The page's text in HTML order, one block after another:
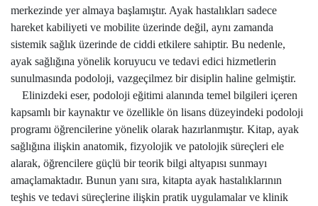
merkezinde yer almaya başlamıştır. Ayak hastalıkları sadece
hareket kabiliyeti ve mobilite üzerinde değil, aynı zamanda
sistemik sağlık üzerinde de ciddi etkilere sahiptir. Bu nedenle,
ayak sağlığına yönelik koruyucu ve tedavi edici hizmetlerin
sunulmasında podoloji, vazgeçilmez bir disiplin haline gelmiştir.
Elinizdeki eser, podoloji eğitimi alanında temel bilgileri içeren
kapsamlı bir kaynaktır ve özellikle ön lisans düzeyindeki podoloji
programı öğrencilerine yönelik olarak hazırlanmıştır. Kitap, ayak
sağlığına ilişkin anatomik, fizyolojik ve patolojik süreçleri ele
alarak, öğrencilere güçlü bir teorik bilgi altyapısı sunmayı
amaçlamaktadır. Bunun yanı sıra, kitapta ayak hastalıklarının
teşhis ve tedavi süreçlerine ilişkin pratik uygulamalar ve klinik